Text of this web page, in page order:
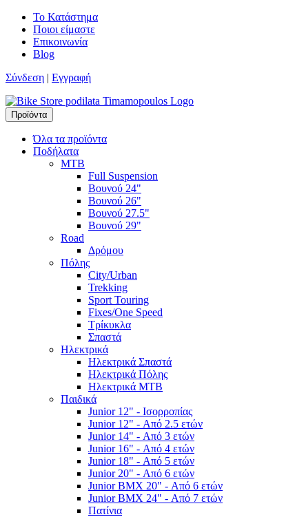
Skip
content
Το Κατάστημα
Ποιοι είμαστε
Επικοινωνία
Blog
Σύνδεση | Εγγραφή
Timamopoulos.gr
45 χρόνια πρώτοι στο ποδήλατο
Προϊόντα
Όλα τα προϊόντα
Ποδήλατα
MTB
Full Suspension
Βουνού 24"
Βουνού 26"
Βουνού 27.5"
Βουνού 29"
Road
Δρόμου
Πόλης
City/Urban
Trekking
Sport Touring
Fixes/One Speed
Τρίκυκλα
Σπαστά
Ηλεκτρικά
Ηλεκτρικά Σπαστά
Ηλεκτρικά Πόλης
Ηλεκτρικά MTB
Παιδικά
Junior 12" - Ισορροπίας
Junior 12" - Από 2.5 ετών
Junior 14" - Από 3 ετών
Junior 16" - Από 4 ετών
Junior 18" - Από 5 ετών
Junior 20" - Από 6 ετών
Junior BMX 20" - Από 6 ετών
Junior BMX 24" - Από 7 ετών
Πατίνια